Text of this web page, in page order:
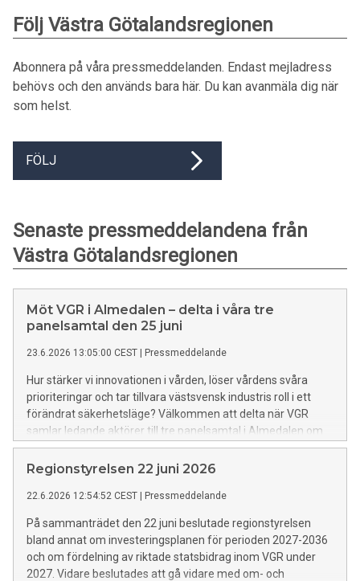
Följ Västra Götalandsregionen
Abonnera på våra pressmeddelanden. Endast mejladress
behövs och den används bara här. Du kan avanmäla dig när
som helst.
FÖLJ
Senaste pressmeddelandena från
Västra Götalandsregionen
Möt VGR i Almedalen – delta i våra tre
panelsamtal den 25 juni
23.6.2026 13:05:00 CEST Pressmeddelande
Hur stärker vi innovationen i vården, löser vårdens svåra
prioriteringar och tar tillvara västsvensk industris roll i ett
förändrat säkerhetsläge? Välkommen att delta när VGR
samlar ledande aktörer till tre panelsamtal i Almedalen om
dessa viktiga frågor.
Regionstyrelsen 22 juni 2026
22.6.2026 12:54:52 CEST Pressmeddelande
På sammanträdet den 22 juni beslutade regionstyrelsen
bland annat om investeringsplanen för perioden 2027-2036
och om fördelning av riktade statsbidrag inom VGR under
2027. Vidare beslutades att gå vidare med om- och